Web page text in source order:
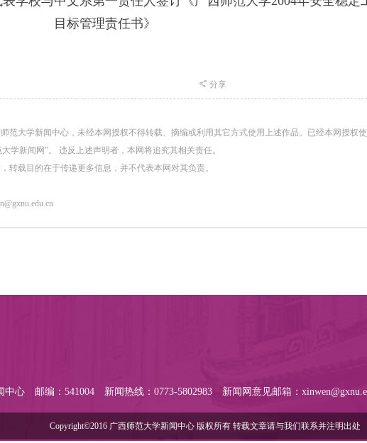
目标管理责任书》
分享
范大学新闻中心，未经本网授权不得转载、摘编或利用其它方式使用上述作品。已经本网授权
学新闻网”。 违反上述声明者，本网将追究其相关责任。
载目的在于传递更多信息，并不代表本网对其负责。
中心 邮编：541004 新闻热线：0773-5802983 新闻网意见邮箱：
Copyright©2016 广西师范大学新闻中心 版权所有 转载文章请与我们联系并注明出处